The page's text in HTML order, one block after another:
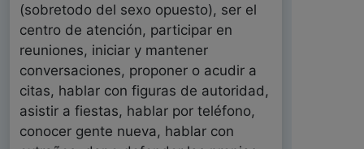
(sobretodo del sexo opuesto), ser el
centro de atención, participar en
reuniones, iniciar y mantener
conversaciones, proponer o acudir a
citas, hablar con figuras de autoridad,
asistir a fiestas, hablar por teléfono,
conocer gente nueva, hablar con